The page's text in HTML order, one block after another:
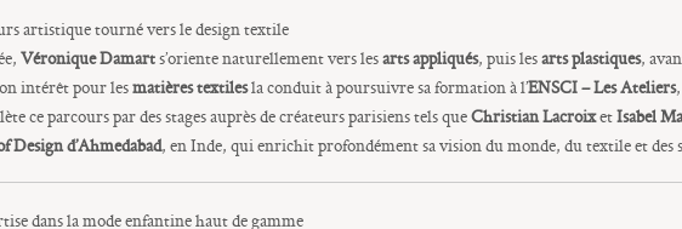
artistique tourné vers le design textile
Véronique Damarts’oriente naturellement vers lesarts appliqués, puis lesarts plastiques,
intérêt pour lesmatières textilesla conduit à poursuivre sa formation à l’ENSCI – Les Ateliers
ce parcours par des stages auprès de créateurs parisiens tels queChristian LacroixetIsabel
Design d’Ahmedabad, en Inde, qui enrichit profondément sa vision du monde, du textile et des
dans la mode enfantine haut de gamme